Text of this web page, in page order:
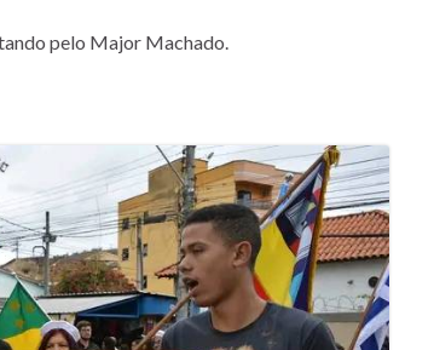
pelo Major Machado.